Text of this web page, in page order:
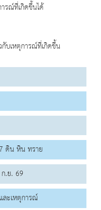
รณ์ที่เกิดขึ้นได้
บเหตุการณ์ที่เกิดขึ้น
ดิน หิน ทราย
.ย. 69
ะเหตุการณ์